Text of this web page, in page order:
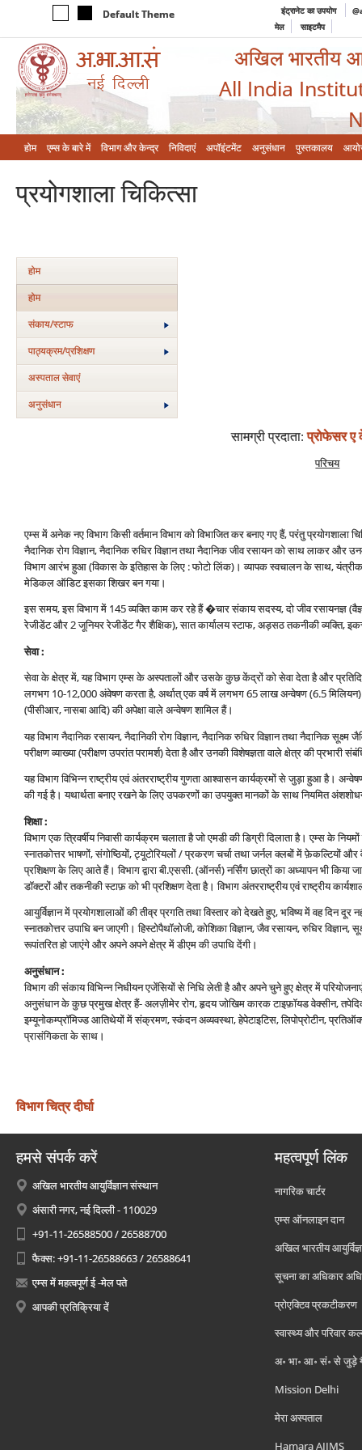
Default Theme इंट्रानेट का उपयोग
मेल
साइटमैप
अखिल भारतीय
All India
होम एम्‍स के बारे में विभाग और केन्‍द्र निविदाएं अपॉइंटमेंट अनुसंधान पुस्तकालय
प्रयोगशाला चिकित्‍सा
होम
होम
संकाय/स्‍टाफ
पाठ्यक्रम/प्रशिक्षण
अस्‍पताल सेवाएं
अनुसंधान
सामग्री प्रदाता:प्रोफेसर ए
परिचय
एम्‍स में अनेक नए विभाग किसी वर्तमान विभाग को विभाजित कर बनाए गए हैं, परंतु प्रयोगशाला
नैदानिक रोग विज्ञान, नैदानिक रुधिर विज्ञान तथा नैदानिक जीव रसायन को साथ लाकर और
विभाग आरंभ हुआ (विकास के इतिहास के लिए : फोटो लिंक)। व्‍यापक स्‍वचालन के साथ,
मेडिकल ऑडिट इसका शिखर बन गया।
इस समय, इस विभाग में 145 व्‍यक्ति काम कर रहे हैं �चार संकाय सदस्‍य, दो जीव रसायनज्ञ
रेजीडेंट और 2 जूनियर रेजीडेंट गैर शैक्षिक), सात कार्यालय स्‍टाफ, अड़सठ तकनीकी व्‍यक्ति,
सेवा :
सेवा के क्षेत्र में, यह विभाग एम्‍स के अस्‍पतालों और उसके कुछ केंद्रों को सेवा देता है और
लगभग 10-12,000 अंवेषण करता है, अर्थात् एक वर्ष में लगभग 65 लाख अन्‍वेषण (6.5
(पीसीआर, नासबा आदि) की अपेक्षा वाले अन्‍वेषण शामिल हैं।
यह विभाग नैदानिक रसायन, नैदानिकी रोग विज्ञान, नैदानिक रुधिर विज्ञान तथा नैदानिक सूक्ष्‍म
परीक्षण व्‍याख्‍या (परीक्षण उपरांत परामर्श) देता है और उनकी विशेषज्ञता वाले क्षेत्र की
यह विभाग विभिन्‍न राष्‍ट्रीय एवं अंतरराष्‍ट्रीय गुणता आश्‍वासन कार्यक्रमों से जुड़ा हुआ है।
की गई है। यथार्थता बनाए रखने के लिए उपकरणों का उपयुक्‍त मानकों के साथ नियमित अंशशोधन
शिक्षा :
विभाग एक त्रिवर्षीय निवासी कार्यक्रम चलाता है जो एमडी की डिग्री दिलाता है। एम्‍स के
स्‍नातकोत्तर भाषणों, संगोष्ठियों, ट्यूटोरियलों / प्रकरण चर्चा तथा जर्नल क्‍लबों में फ़ेकल्टियों
प्रशिक्षण के लिए आते हैं। विभाग द्वारा बी.एससी. (ऑनर्स) नर्सिंग छात्रों का अध्‍यापन भी किया
डॉक्‍टरों और तकनीकी स्‍टाफ़ को भी प्रशिक्षण देता है। विभाग अंतरराष्‍ट्रीय एवं राष्‍ट्रीय
आयुर्विज्ञान में प्रयोगशालाओं की तीव्र प्रगति तथा विस्‍तार को देखते हुए, भविष्‍य में वह दिन दूर
स्‍नातकोत्तर उपाधि बन जाएगी। हिस्‍टोपैथॉलोजी, कोशिका विज्ञान, जैव रसायन, रुधिर
रूपांतरित हो जाएंगे और अपने अपने क्षेत्र में डीएम की उपाधि देंगी।
अनुसंधान :
विभाग की संकाय विभिन्‍न निधीयन एजेंसियों से निधि लेती है और अपने चुने हुए क्षेत्र में
अनुसंधान के कुछ प्रमुख क्षेत्र हैं- अलज़ीमेर रोग, हृदय जोखिम कारक टाइफ़ॉयड वेक्‍सीन,
इम्‍यूनोकम्‍प्रॉमिज्‍ड आतिथेयों में संक्रमण, स्‍कंदन अव्‍यवस्‍था, हेपेटाइटिस, लिपोप्रोटीन,
प्रासंगिकता के साथ।
विभाग चित्र दीर्घा
हमसे संपर्क करें
अखिल भारतीय आयुर्विज्ञान संस्थान
अंसारी नगर, नई दिल्ली - 110029
+91-11-26588500 / 26588700
फैक्स: +91-11-26588663 / 26588641
एम्स में महत्वपूर्ण ई -मेल पते
आपकी प्रतिक्रिया दें
महत्वपूर्ण लिंक
नागरिक चार्टर
एम्स ऑनलाइन दान
अखिल भारतीय
सूचना का अधिकार
प्रोएक्टिव प्रकटीकरण
स्वास्थ्य और परिवार
अ॰ भा॰ आ॰ सं॰ से जुड़े
Mission Delhi
मेरा अस्पताल
Hamara AIIMS